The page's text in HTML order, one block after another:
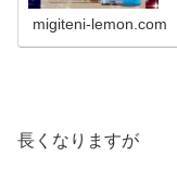
migiteni-lemon.com
長くなりますが